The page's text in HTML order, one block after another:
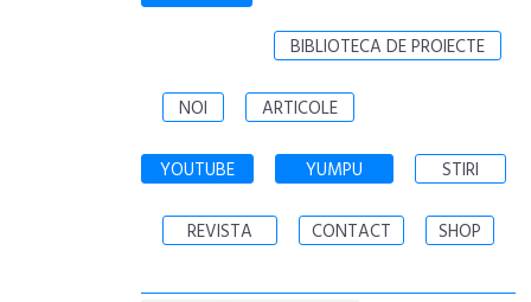
BIBLIOTECA DE PROIECTE
NOI ARTICOLE
YOUTUBE YUMPU STIRI
REVISTA CONTACT SHOP